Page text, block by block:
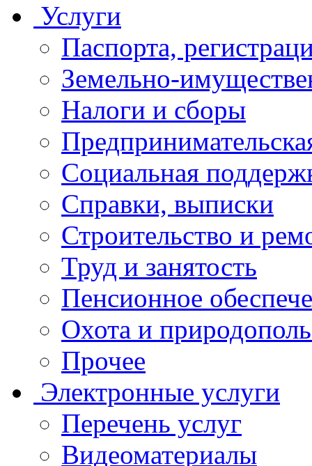
Услуги
Паспорта,
Земельно-
Налоги и сборы
Социальная
Справки, выписки
Строительство и
Труд и занятость
Пенсионное
Охота и
Прочее
Электронные услуги
Перечень услуг
Видеоматериалы